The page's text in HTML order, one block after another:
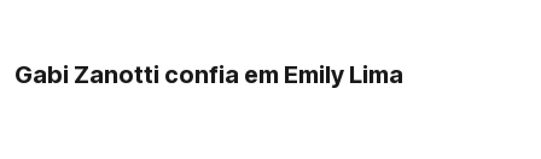
Gabi Zanotti confia em Emily Lima